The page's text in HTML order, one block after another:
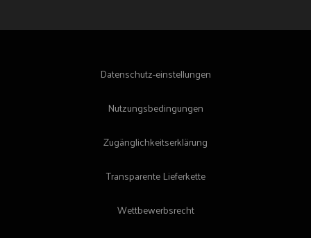
Datenschutz-einstellungen
Nutzungsbedingungen
Zugänglichkeitserklärung
Transparente Lieferkette
Wettbewerbsrecht